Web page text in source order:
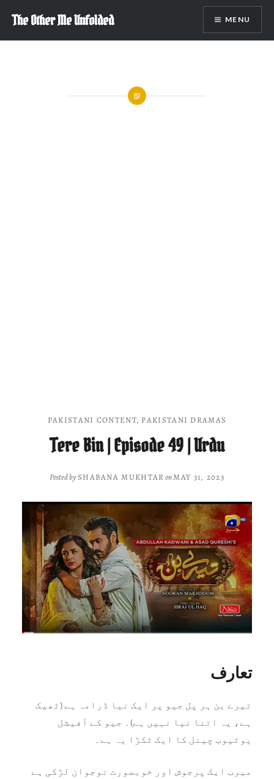
content
The Other Me Unfolded MENU
PAKISTANI CONTENT, PAKISTANI DRAMAS
Tere Bin | Episode 49 | Urdu
Posted bySHABANA MUKHTAR onMAY 31, 2023
تعارف
تیرے بن ہر پل جیو پر ایک نیا ڈرامہ ہے (ٹھیک
ہے، یہ اتنا نیا نہیں ہے)۔ جیو کے آفیشل
یوٹیوب چینل کا ایک ٹکڑا یہ ہے۔
میرب ایک پرجوش اور خوبصورت نوجوان لڑکی ہے